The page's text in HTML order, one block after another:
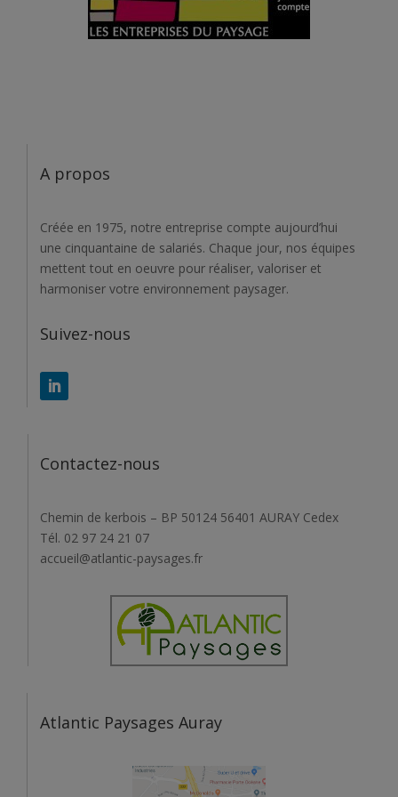
A propos
Créée en 1975, notre entreprise compte aujourd’hui
une cinquantaine de salariés. Chaque jour, nos équipes
mettent tout en oeuvre pour réaliser, valoriser et
harmoniser votre environnement paysager.
Suivez-nous
Contactez-nous
Chemin de kerbois – BP 50124 56401 AURAY Cedex
Tél. 02 97 24 21 07
accueil@atlantic-paysages.fr
Atlantic Paysages Auray